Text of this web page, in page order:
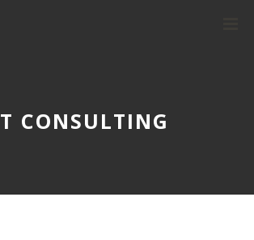
CONSULTING